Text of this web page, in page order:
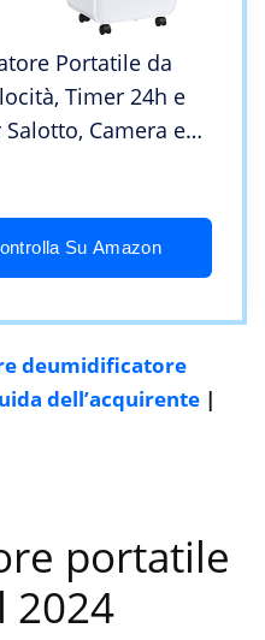
Portatile da
Timer 24h e
Camera e
Su Amazon
deumidificatore
dell’acquirente |
portatile
2024